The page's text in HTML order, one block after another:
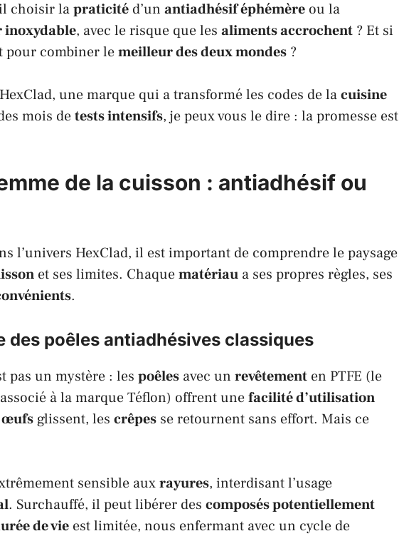
choisir lapraticité d’un antiadhésif éphémère ou la
inoxydable, avec le risque que les aliments accrochent ? Et si
pour combiner lemeilleur des deux mondes ?
HexClad, une marque qui a transformé les codes de lacuisine
mois detests intensifs, je peux vous le dire : la promesse est
de la cuisson : antiadhésif ou
l’univers HexClad, il est important de comprendre le paysage
et ses limites. Chaquematériau a ses propres règles, ses
.
des poêles antiadhésives classiques
pas un mystère : les poêles avec un revêtement en PTFE (le
à la marqueTéflon) offrent unefacilité d’utilisation
œufs glissent, les crêpes se retournent sans effort. Mais ce
sensible auxrayures, interdisant l’usage
. Surchauffé, il peut libérer des composés potentiellement
de vie est limitée, nous enfermant avec un cycle de